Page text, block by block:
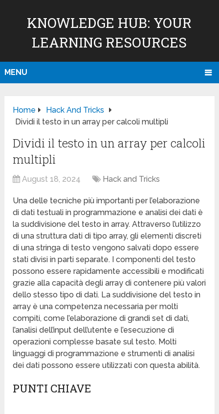
KNOWLEDGE HUB: YOUR
LEARNING RESOURCES
MENU
Home
Hack And Tricks
Dividi il testo in un array per calcoli multipli
Dividi il testo in un array per calcoli
multipli
August 18, 2024 Hack and Tricks
Una delle tecniche più importanti per l’elaborazione
di dati testuali in programmazione e analisi dei dati è
la suddivisione del testo in array. Attraverso l’utilizzo
di una struttura dati di tipo array, gli elementi discreti
di una stringa di testo vengono salvati dopo essere
stati divisi in parti separate. I componenti del testo
possono essere rapidamente accessibili e modificati
grazie alla capacità degli array di contenere più valori
dello stesso tipo di dati. La suddivisione del testo in
array è una competenza necessaria per molti
compiti, come l’elaborazione di grandi set di dati,
l’analisi dell’input dell’utente e l’esecuzione di
operazioni complesse basate sul testo. Molti
linguaggi di programmazione e strumenti di analisi
dei dati possono essere utilizzati con questa abilità.
PUNTI CHIAVE